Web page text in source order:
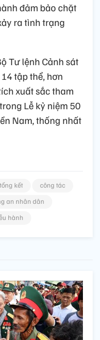
đảm bảo chặt
ra tình trạng
Tư lệnh Cảnh sát
tập thể, hơn
xuất sắc tham
Lễ kỷ niệm 50
Nam, thống nhất
tổng kết
công tác
an nhân dân
hành